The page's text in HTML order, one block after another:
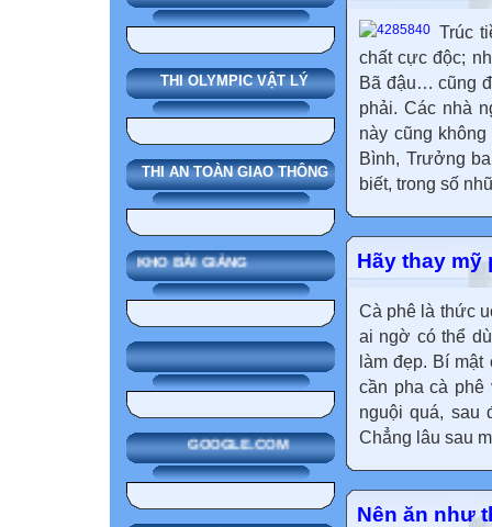
THI OLYMPIC VẬT LÝ
THI AN TOÀN GIAO THÔNG
KHO BÀI GIẢNG
GOOGLE.COM
Trúc
chất cực độc;
Bã đậu… cũng
phải. Các nhà
này cũng
Bình, Trưởng
biết, trong số
Hãy thay
Cà phê là thức
ai ngờ có thể
làm đẹp. Bí
cần pha cà
nguội quá, sau
Chẳng lâu sau
Nên ăn như